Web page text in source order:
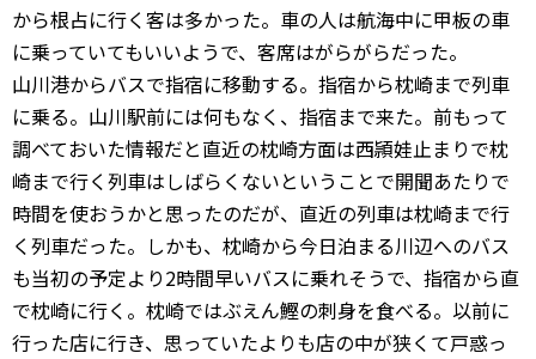
から根占に行く客は多かった。車の人は航海中に甲板の車
に乗っていてもいいようで、客席はがらがらだった。
山川港からバスで指宿に移動する。指宿から枕崎まで列車
に乗る。山川駅前には何もなく、指宿まで来た。前もって
調べておいた情報だと直近の枕崎方面は西頴娃止まりで枕
崎まで行く列車はしばらくないということで開聞あたりで
時間を使おうかと思ったのだが、直近の列車は枕崎まで行
く列車だった。しかも、枕崎から今日泊まる川辺へのバス
も当初の予定より2時間早いバスに乗れそうで、指宿から直
で枕崎に行く。枕崎ではぶえん鰹の刺身を食べる。以前に
行った店に行き、思っていたよりも店の中が狭くて戸惑っ